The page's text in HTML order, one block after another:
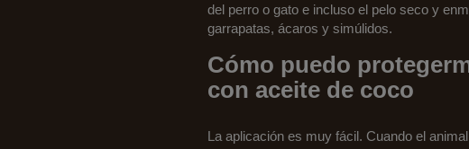
del perro o gato e incluso el pelo seco y
garrapatas, ácaros y simúlidos.
Cómo puedo
con aceite de coco
La aplicación es muy fácil. Cuando el